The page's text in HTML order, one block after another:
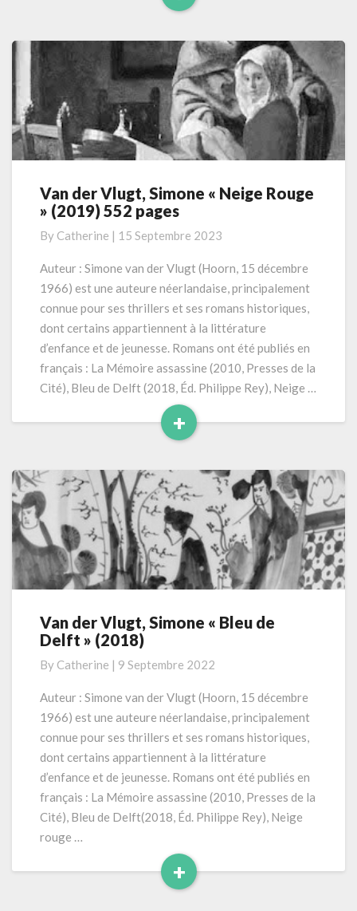
Read
Van
der
Simone
«
Neige
Rouge
»
(2019)
552
pages
Van der Vlugt, Simone « Neige Rouge
» (2019) 552 pages
By Catherine | 15 Septembre 2023
Auteur : Simone van der Vlugt (Hoorn, 15 décembre
1966) est une auteure néerlandaise, principalement
connue pour ses thrillers et ses romans historiques,
dont certains appartiennent à la littérature
d’enfance et de jeunesse. Romans ont été publiés en
français : La Mémoire assassine (2010, Presses de la
Cité), Bleu de Delft (2018, Éd. Philippe Rey), Neige …
+
Read
Van
der
Simone
«
de
Delft
»
(2018)
Van der Vlugt, Simone « Bleu de
Delft » (2018)
By Catherine | 9 Septembre 2022
Auteur : Simone van der Vlugt (Hoorn, 15 décembre
1966) est une auteure néerlandaise, principalement
connue pour ses thrillers et ses romans historiques,
dont certains appartiennent à la littérature
d’enfance et de jeunesse. Romans ont été publiés en
français : La Mémoire assassine (2010, Presses de la
Cité), Bleu de Delft(2018, Éd. Philippe Rey), Neige
rouge …
+
Read